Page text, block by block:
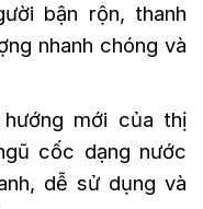
bận rộn, thanh
nhanh chóng và
hướng mới của thị
cốc dạng nước
dễ sử dụng và